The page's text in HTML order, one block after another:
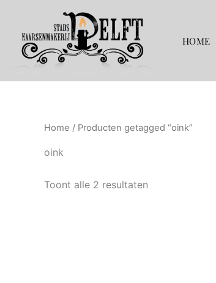
inhoud
HOME
Home / Producten getagged “oink”
oink
Toont alle 2 resultaten